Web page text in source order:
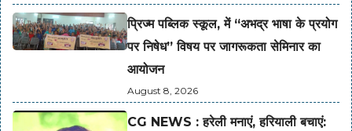
प्रिज्म पब्लिक स्कूल, में “अभद्र भाषा के प्रयोग
पर निषेध” विषय पर जागरूकता सेमिनार का
आयोजन
August 8, 2026
CG NEWS : हरेली मनाएं, हरियाली बचाएं: